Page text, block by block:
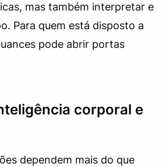
mas também interpretar e
Para quem está disposto a
pode abrir portas
corporal e
dependem mais do que